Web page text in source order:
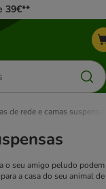
39€**
de rede e camas
o seu amigo peludo podem
a casa do seu animal de